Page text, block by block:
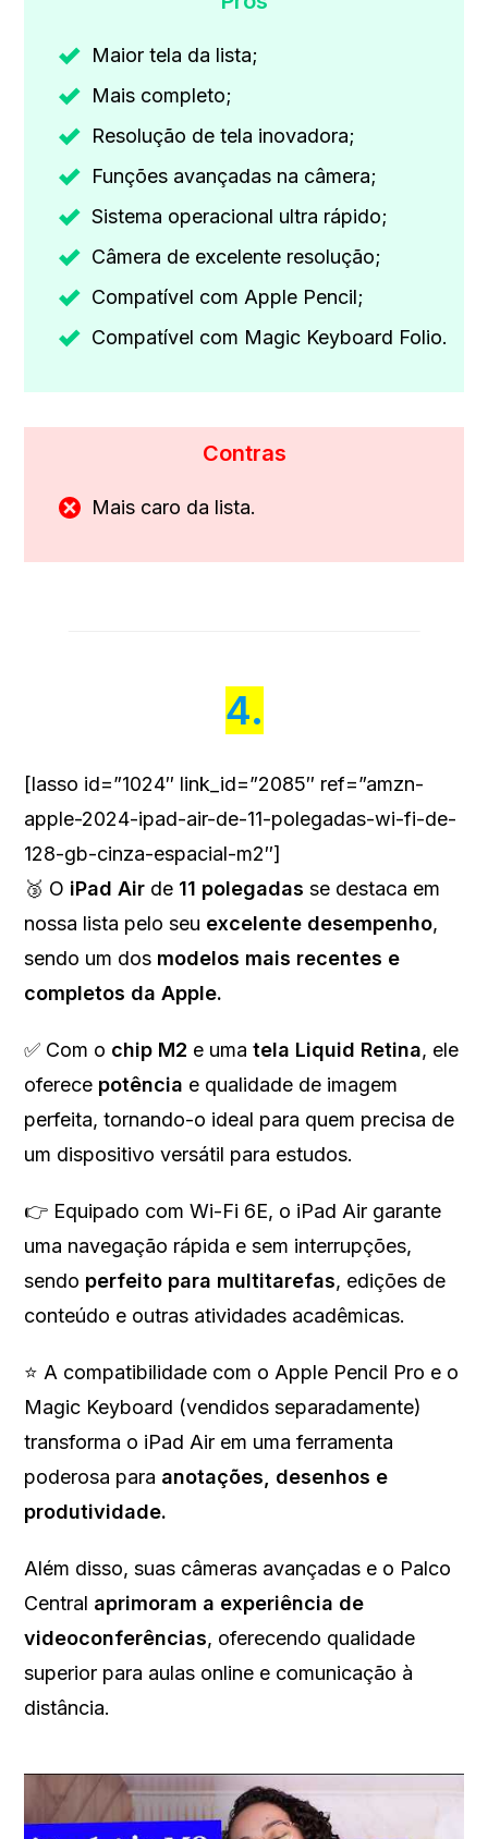
Maior tela da lista;
Mais completo;
Resolução de tela inovadora;
Funções avançadas na câmera;
Sistema operacional ultra rápido;
Câmera de excelente resolução;
Compatível com Apple Pencil;
Compatível com Magic Keyboard Folio.
Contras
Mais caro da lista.
4.
[lasso id=”1024″ link_id=”2085″ ref=”amzn-
apple-2024-ipad-air-de-11-polegadas-wi-fi-de-
128-gb-cinza-espacial-m2″]
🥉 O iPad Air de 11 polegadas se destaca em
nossa lista pelo seu excelente desempenho,
sendo um dos modelos mais recentes e
completos da Apple.
✅ Com o chip M2 e umatela Liquid Retina, ele
oferece potência e qualidade de imagem
perfeita, tornando-o ideal para quem precisa de
um dispositivo versátil para estudos.
👉 Equipado com Wi-Fi 6E, o iPad Air garante
uma navegação rápida e sem interrupções,
sendo perfeito para multitarefas, edições de
conteúdo e outras atividades acadêmicas.
⭐ A compatibilidade com o Apple Pencil Pro e o
Magic Keyboard (vendidos separadamente)
transforma o iPad Air em uma ferramenta
poderosa para anotações, desenhos e
produtividade.
Além disso, suas câmeras avançadas e o Palco
Central aprimoram a experiência de
videoconferências, oferecendo qualidade
superior para aulas online e comunicação à
distância.